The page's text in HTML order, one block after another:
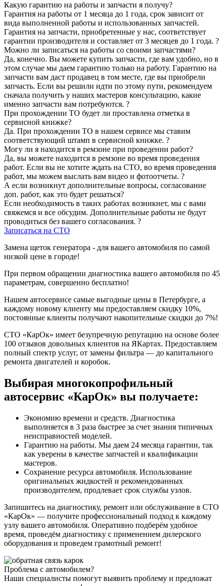
Какую гарантию на работы и запчасти я получу?
Гарантия на работы от 1 месяца до 1 года, срок зависит от
вида выполненной работы и использованных запчастей.
Гарантия на запчасти, приобретенные у нас, соответствует
гарантии производителя и составляет от 3 месяцев до 1 года. ?
Можно ли записаться на работы со своими запчастями?
Да, конечно. Вы можете купить запчасти, где вам удобно, но в
этом случае мы даем гарантию только на работу. Гарантию на
запчасти вам даст продавец в том месте, где вы приобрели
запчасть. Если вы решили идти по этому пути, рекомендуем
сначала получить у наших мастеров консультацию, какие
именно запчасти вам потребуются. ?
При прохождении ТО будет ли проставлена отметка в
сервисной книжке?
Да. При прохождении ТО в нашем сервисе мы ставим
соответствующий штамп в сервисной книжке. ?
Могу ли я находится в ремзоне при проведении работ?
Да, вы можете находится в ремзоне во время проведения
работ. Если вы не хотите ждать на СТО, во время проведения
работ, мы можем выслать вам видео и фотоотчеты. ?
А если возникнут дополнительные вопросы, согласование
доп. работ, как это будет решаться?
Если необходимость в таких работах возникнет, мы с вами
свяжемся и все обсудим. Дополнительные работы не будут
проводиться без вашего согласования. ?
Записаться на СТО
Замена щеток генератора - для вашего автомобиля по самой
низкой цене в городе!
При первом обращении диагностика вашего автомобиля по 45
параметрам, совершенно бесплатно!
Нашем автосервисе самые выгодные цены в Петербурге, а
каждому новому клиенту мы предоставляем скидку 10%,
постоянные клиенты получают накопительные скидки до 7%!
СТО «КарОк» имеет безупречную репутацию на основе более
100 отзывов довольных клиентов на ЯКартах. Предоставляем
полный спектр услуг, от замены фильтра — до капитального
ремонта двигателей и коробок.
Выбирая многокопрофильный
автосервис «КарОк» вы получаете:
Экономию времени и средств. Диагностика
выполняется в 3 раза быстрее за счет знания типичных
неисправностей моделей.
Гарантию на работы. Мы даем 24 месяца гарантии, так
как уверены в качестве запчастей и квалификации
мастеров.
Сохранение ресурса автомобиля. Использование
оригинальных жидкостей и рекомендованных
производителем, продлевает срок службы узлов.
Запишитесь на диагностику, ремонт или обслуживание в СТО
«КарОк» — получите профессиональный подход к каждому
узлу вашего автомобиля. Оперативно подберём удобное
время, проведём диагностику с применением дилерского
оборудования и проведем грамотный ремонт!
Проблема с автомобилем?
Наши специалисты помогут выявить проблему и предложат